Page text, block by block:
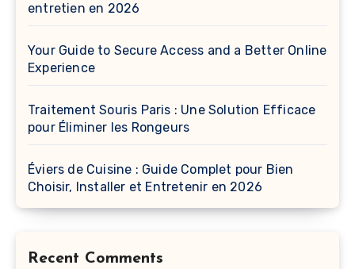
entretien en 2026
Your Guide to Secure Access and a Better Online
Experience
Traitement Souris Paris : Une Solution Efficace
pour Éliminer les Rongeurs
Éviers de Cuisine : Guide Complet pour Bien
Choisir, Installer et Entretenir en 2026
Recent Comments